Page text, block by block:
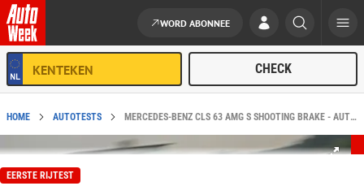
Ga naar de inhoud
WORD ABONNEE
HOME AUTOTESTS MERCEDES-BENZ CLS 63 AMG S SHOOTING BRAKE - AUTOWEEK EERSTE RIJTEST
EERSTE RIJTEST